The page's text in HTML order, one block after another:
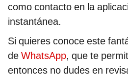
como contacto en la
instantánea.
Si quieres conoce este
de WhatsApp, que te
entonces no dudes en